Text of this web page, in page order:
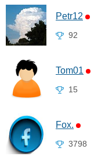
Petr12
92
Tom01
15
Fox.
3798